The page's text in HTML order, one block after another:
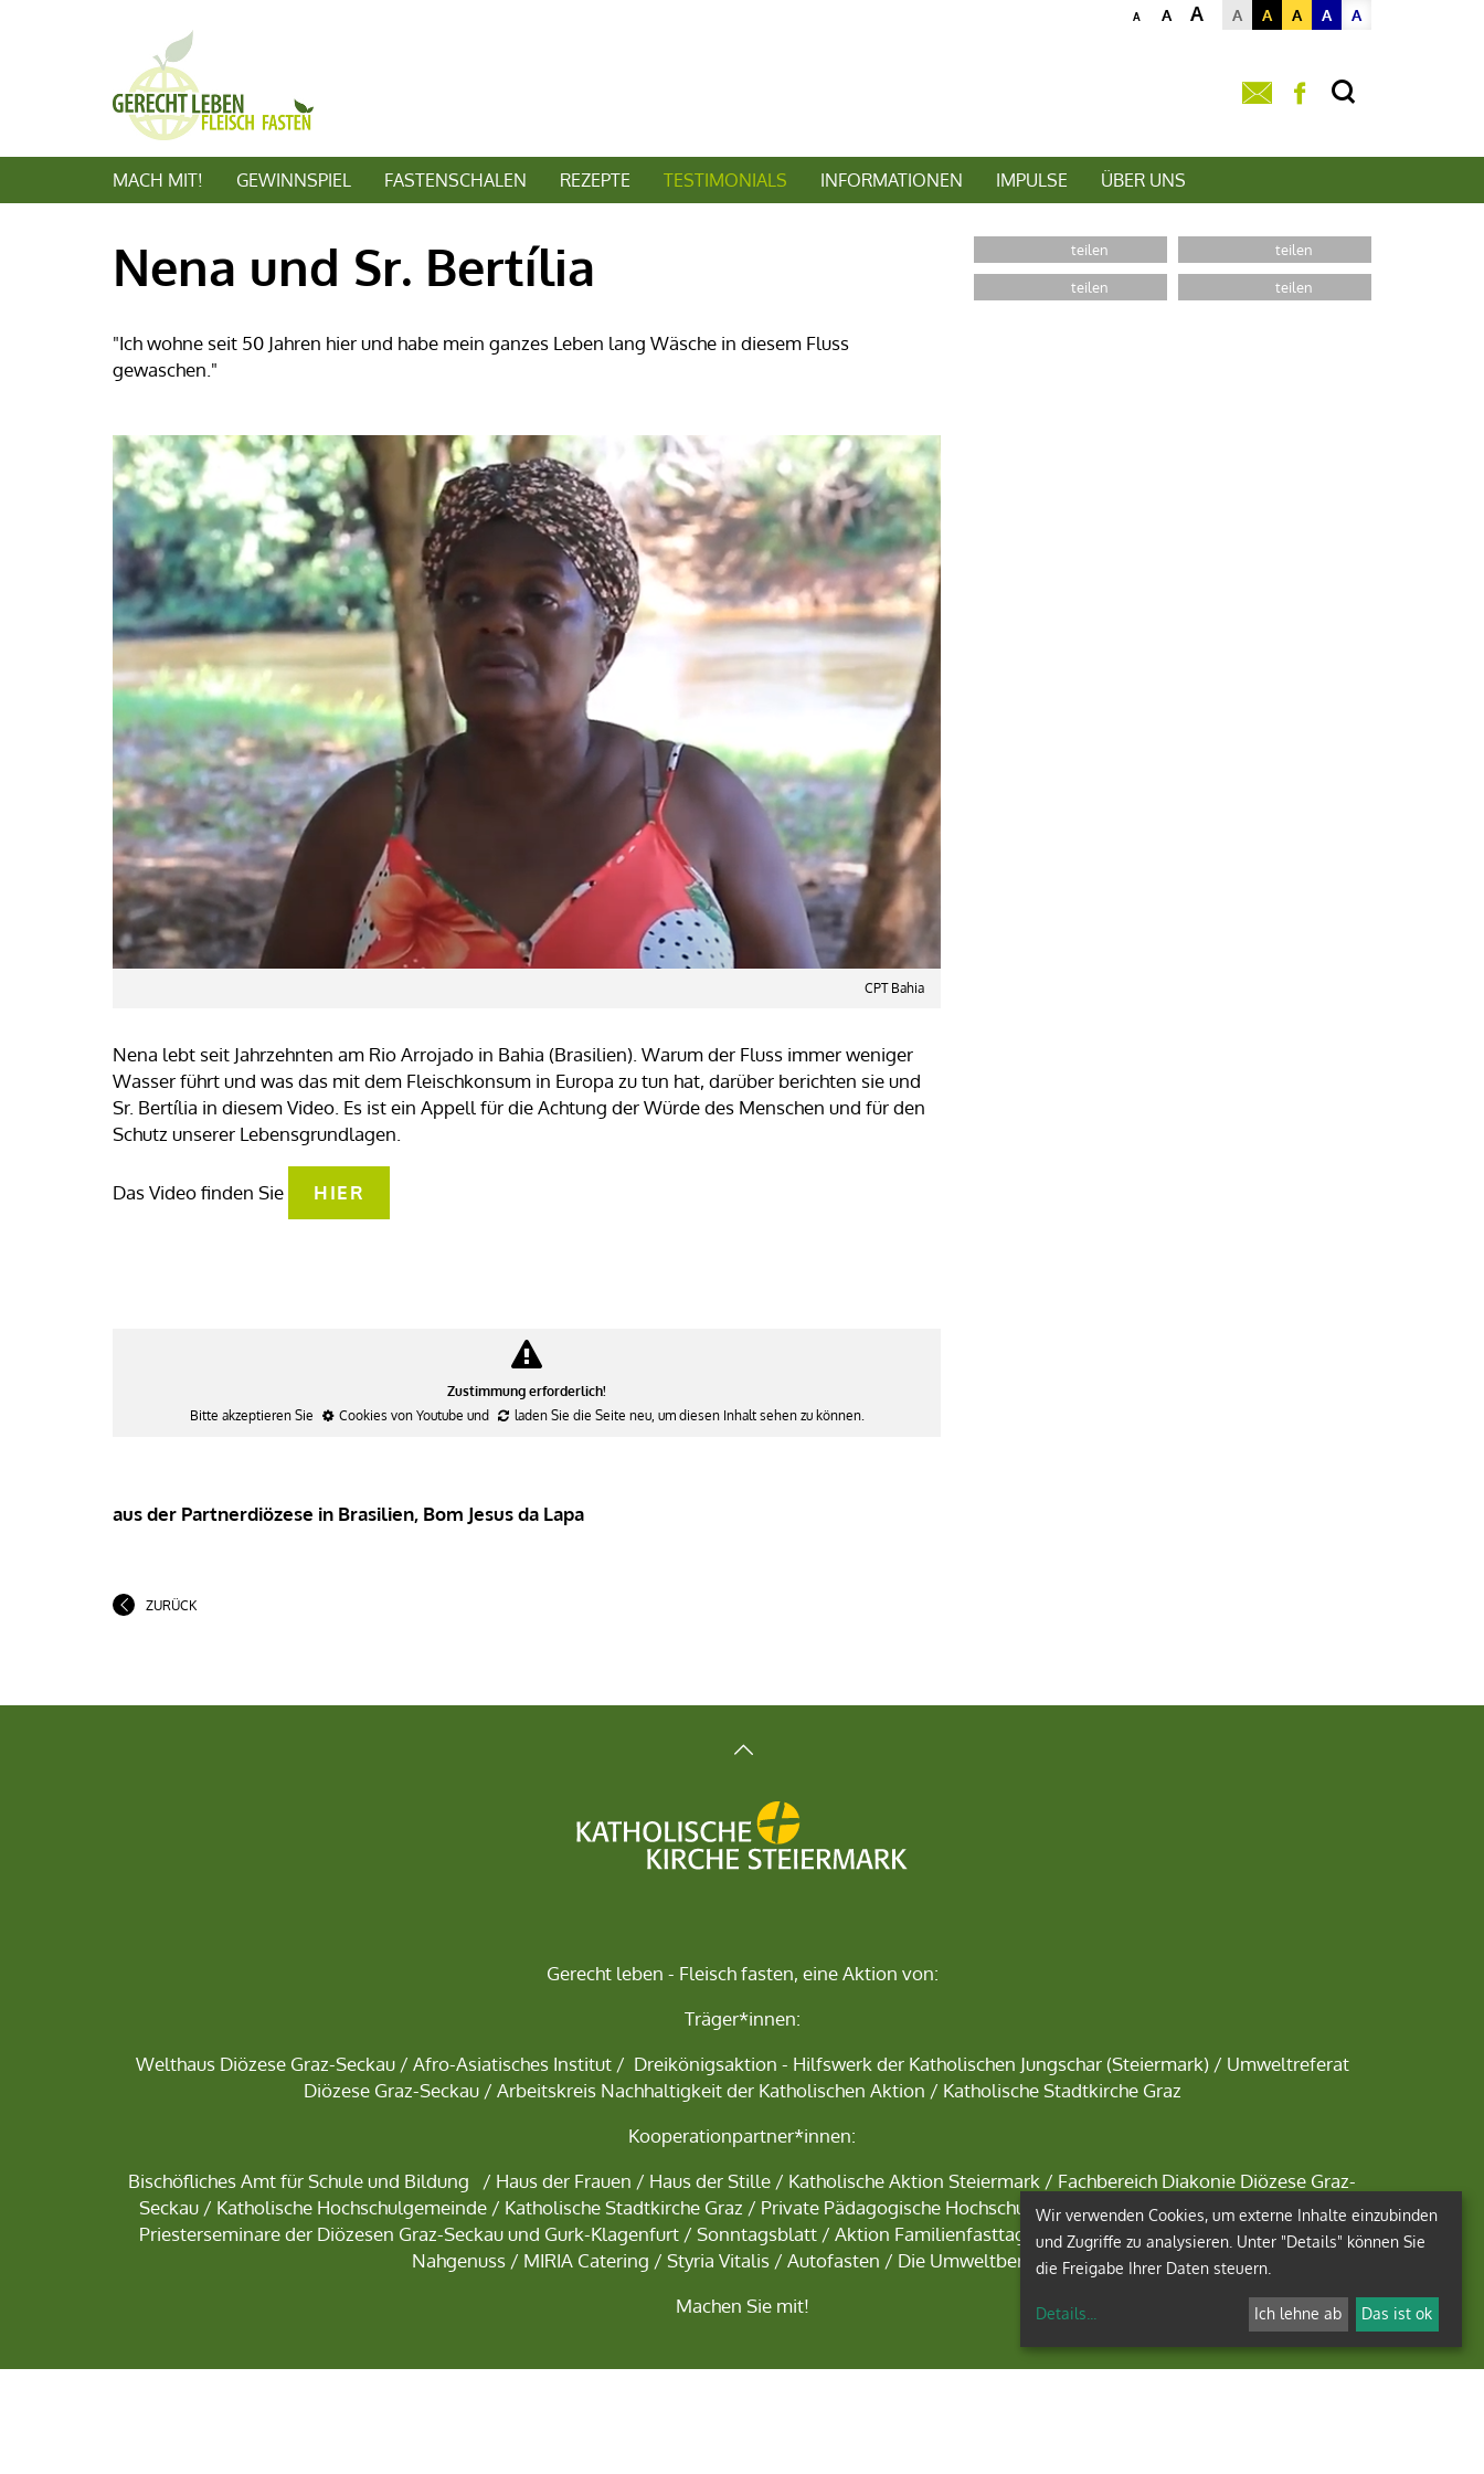
A A A A A A A A
MACH MIT! GEWINNSPIEL FASTENSCHALEN REZEPTE TESTIMONIALS INFORMATIONEN IMPULSE ÜBER UNS
Nena und Sr. Bertília
"Ich wohne seit 50 Jahren hier und habe mein ganzes Leben lang Wäsche in diesem Fluss
gewaschen."
CPT Bahia
Nena lebt seit Jahrzehnten am Rio Arrojado in Bahia (Brasilien). Warum der Fluss immer weniger
Wasser führt und was das mit dem Fleischkonsum in Europa zu tun hat, darüber berichten sie und
Sr. Bertília in diesem Video. Es ist ein Appell für die Achtung der Würde des Menschen und für den
Schutz unserer Lebensgrundlagen.
Das Video finden Sie HIER
Zustimmung erforderlich!
Bitte akzeptieren Sie
Cookies von Youtube und laden Sie die Seite neu, um diesen Inhalt sehen zu können.
aus der Partnerdiözese in Brasilien, Bom Jesus da Lapa
ZURÜCK
Gerecht leben - Fleisch fasten, eine Aktion von:
Träger*innen:
Welthaus Diözese Graz-Seckau/ Afro-Asiatisches Institut/ Dreikönigsaktion - Hilfswerk der Katholischen Jungschar(Steiermark) / Umweltreferat
Diözese Graz-Seckau/ Arbeitskreis Nachhaltigkeit der Katholischen Aktion / Katholische Stadtkirche Graz
Kooperationpartner*innen:
Bischöfliches Amt für Schule und Bildung / Haus der Frauen / Haus der Stille / Katholische Aktion Steiermark / Fachbereich Diakonie Diözese Graz-
Seckau / Katholische Hochschulgemeinde/ Katholische Stadtkirche Graz / Private Pädagogische Hochschule Augustinum/Prandia Augustinum/
Priesterseminare der Diözesen Graz-Seckau und Gurk-Klagenfurt / Sonntagsblatt / Aktion Familienfasttag/Zentrum der Theologiestudierenden /
Nahgenuss / MIRIA Catering / Styria Vitalis / Autofasten / Die Umweltberatung
Machen Sie mit!
Wir verwenden Cookies, um externe Inhalte einzubinden
und Zugriffe zu analysieren. Unter "Details" können Sie
die Freigabe Ihrer Daten steuern.
Details... Ich lehne ab Das ist ok